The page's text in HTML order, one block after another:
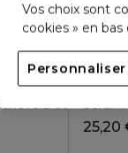
et cheveux
THE
Sérum
25,20
Vos choix sont
cookies » en